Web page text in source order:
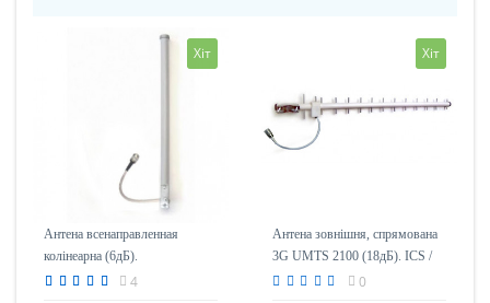
Хіт
Антена всенаправленная
колінеарна (6дБ).
ICDD_VNKOL1
4
Хіт
Антена зовнішня, спрямована
3G UMTS 2100 (18дБ). ICS /
18-2100
0